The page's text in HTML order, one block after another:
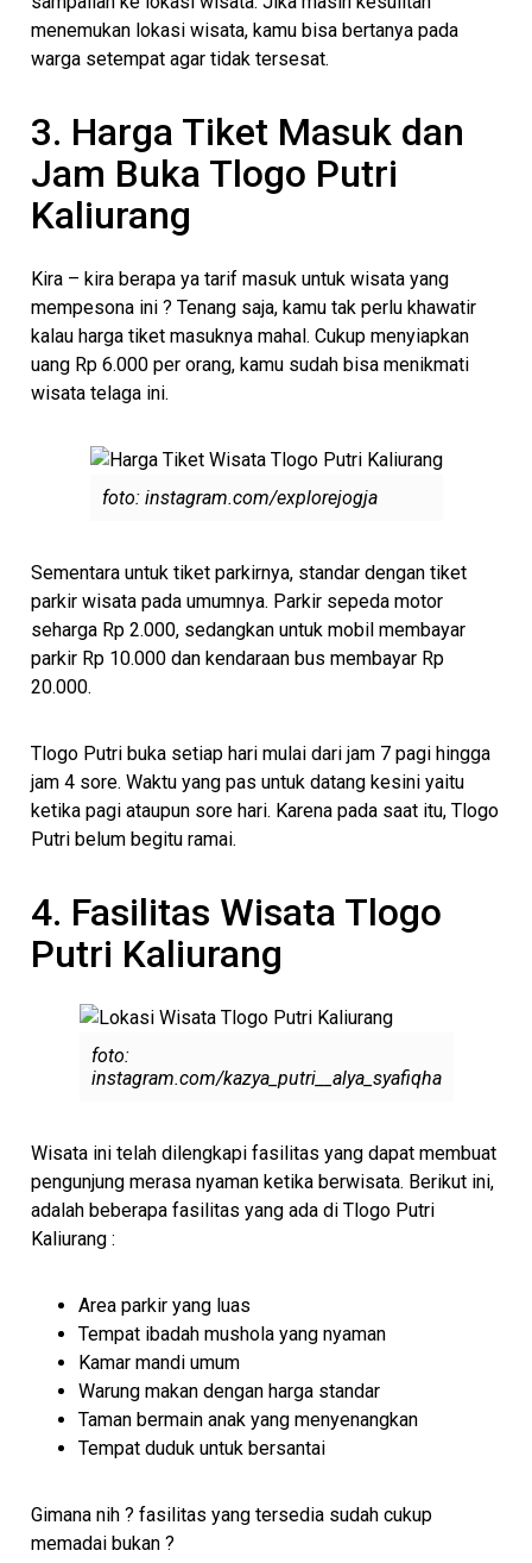
menemukan lokasi wisata, kamu bisa bertanya pada
warga setempat agar tidak tersesat.
3. Harga Tiket Masuk dan
Jam Buka Tlogo Putri
Kaliurang
Kira – kira berapa ya tarif masuk untuk wisata yang
mempesona ini ? Tenang saja, kamu tak perlu khawatir
kalau harga tiket masuknya mahal. Cukup menyiapkan
uang Rp 6.000 per orang, kamu sudah bisa menikmati
wisata telaga ini.
foto: instagram.com/explorejogja
Sementara untuk tiket parkirnya, standar dengan tiket
parkir wisata pada umumnya. Parkir sepeda motor
seharga Rp 2.000, sedangkan untuk mobil membayar
parkir Rp 10.000 dan kendaraan bus membayar Rp
20.000.
Tlogo Putri buka setiap hari mulai dari jam 7 pagi hingga
jam 4 sore. Waktu yang pas untuk datang kesini yaitu
ketika pagi ataupun sore hari. Karena pada saat itu, Tlogo
Putri belum begitu ramai.
4. Fasilitas Wisata Tlogo
Putri Kaliurang
foto:
instagram.com/kazya_putri__alya_syafiqha
Wisata ini telah dilengkapi fasilitas yang dapat membuat
pengunjung merasa nyaman ketika berwisata. Berikut ini,
adalah beberapa fasilitas yang ada di Tlogo Putri
Kaliurang :
Area parkir yang luas
Tempat ibadah mushola yang nyaman
Kamar mandi umum
Warung makan dengan harga standar
Taman bermain anak yang menyenangkan
Tempat duduk untuk bersantai
Gimana nih ? fasilitas yang tersedia sudah cukup
memadai bukan ?